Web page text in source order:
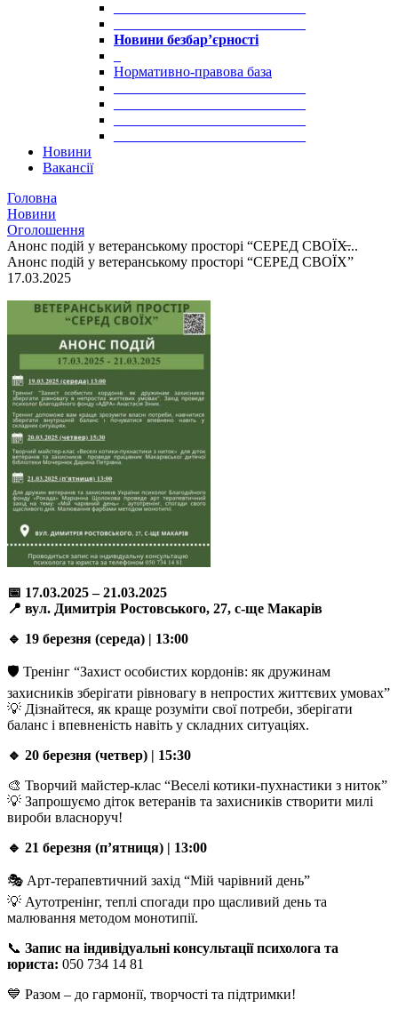
Новини безбар’єрності
Нормативно-правова база
Новини
Вакансії
Головна
Новини
Оголошення
Анонс подій у ветеранському просторі “СЕРЕД СВОЇХ̶...
Анонс подій у ветеранському просторі “СЕРЕД СВОЇХ”
17.03.2025
📅 17.03.2025 – 21.03.2025
📍 вул. Димитрія Ростовського, 27, с-ще Макарів
🔹 19 березня (середа) | 13:00
🛡 Тренінг “Захист особистих кордонів: як дружинам
захисників зберігати рівновагу в непростих життєвих умовах”
💡 Дізнайтеся, як краще розуміти свої потреби, зберігати
баланс і впевненість навіть у складних ситуаціях.
🔹 20 березня (четвер) | 15:30
🎨 Творчий майстер-клас “Веселі котики-пухнастики з ниток”
💡 Запрошуємо діток ветеранів та захисників створити милі
вироби власноруч!
🔹 21 березня (п’ятниця) | 13:00
🎭 Арт-терапевтичний захід “Мій чарівний день”
💡 Аутотренінг, теплі спогади про щасливий день та
малювання методом монотипії.
📞 Запис на індивідуальні консультації психолога та
юриста: 050 734 14 81
💙 Разом – до гармонії, творчості та підтримки!